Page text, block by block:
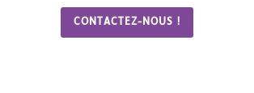
CONTACTEZ-NOUS !